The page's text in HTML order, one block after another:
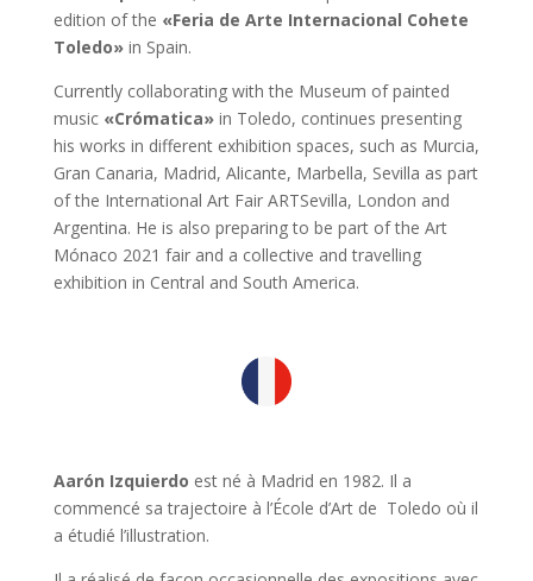
edition of the «Feria de Arte Internacional Cohete
Toledo»in Spain.
Currently collaborating with the Museum of painted
music «Crómatica»in Toledo, continues presenting
his works in different exhibition spaces, such as Murcia,
Gran Canaria, Madrid, Alicante, Marbella, Sevilla as part
of the International Art Fair ARTSevilla, London and
Argentina. He is also preparing to be part of the Art
Mónaco 2021 fair and a collective and travelling
exhibition in Central and South America.
Aarón Izquierdo est né à Madrid en 1982. Il a
commencé sa trajectoire à l’École d’Art de Toledo où il
a étudié l’illustration.